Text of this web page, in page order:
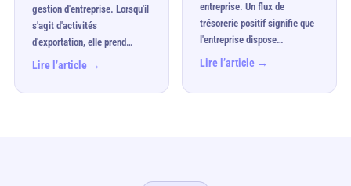
gestion d'entreprise. Lorsqu'il
s'agit d'activités
d'exportation, elle prend…
Lire l’article →
entreprise. Un flux de
trésorerie positif signifie que
l'entreprise dispose…
Lire l’article →